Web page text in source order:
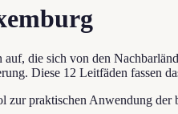
die sich von den
Diese 12 Leitfäden fassen
praktischen Anwendung